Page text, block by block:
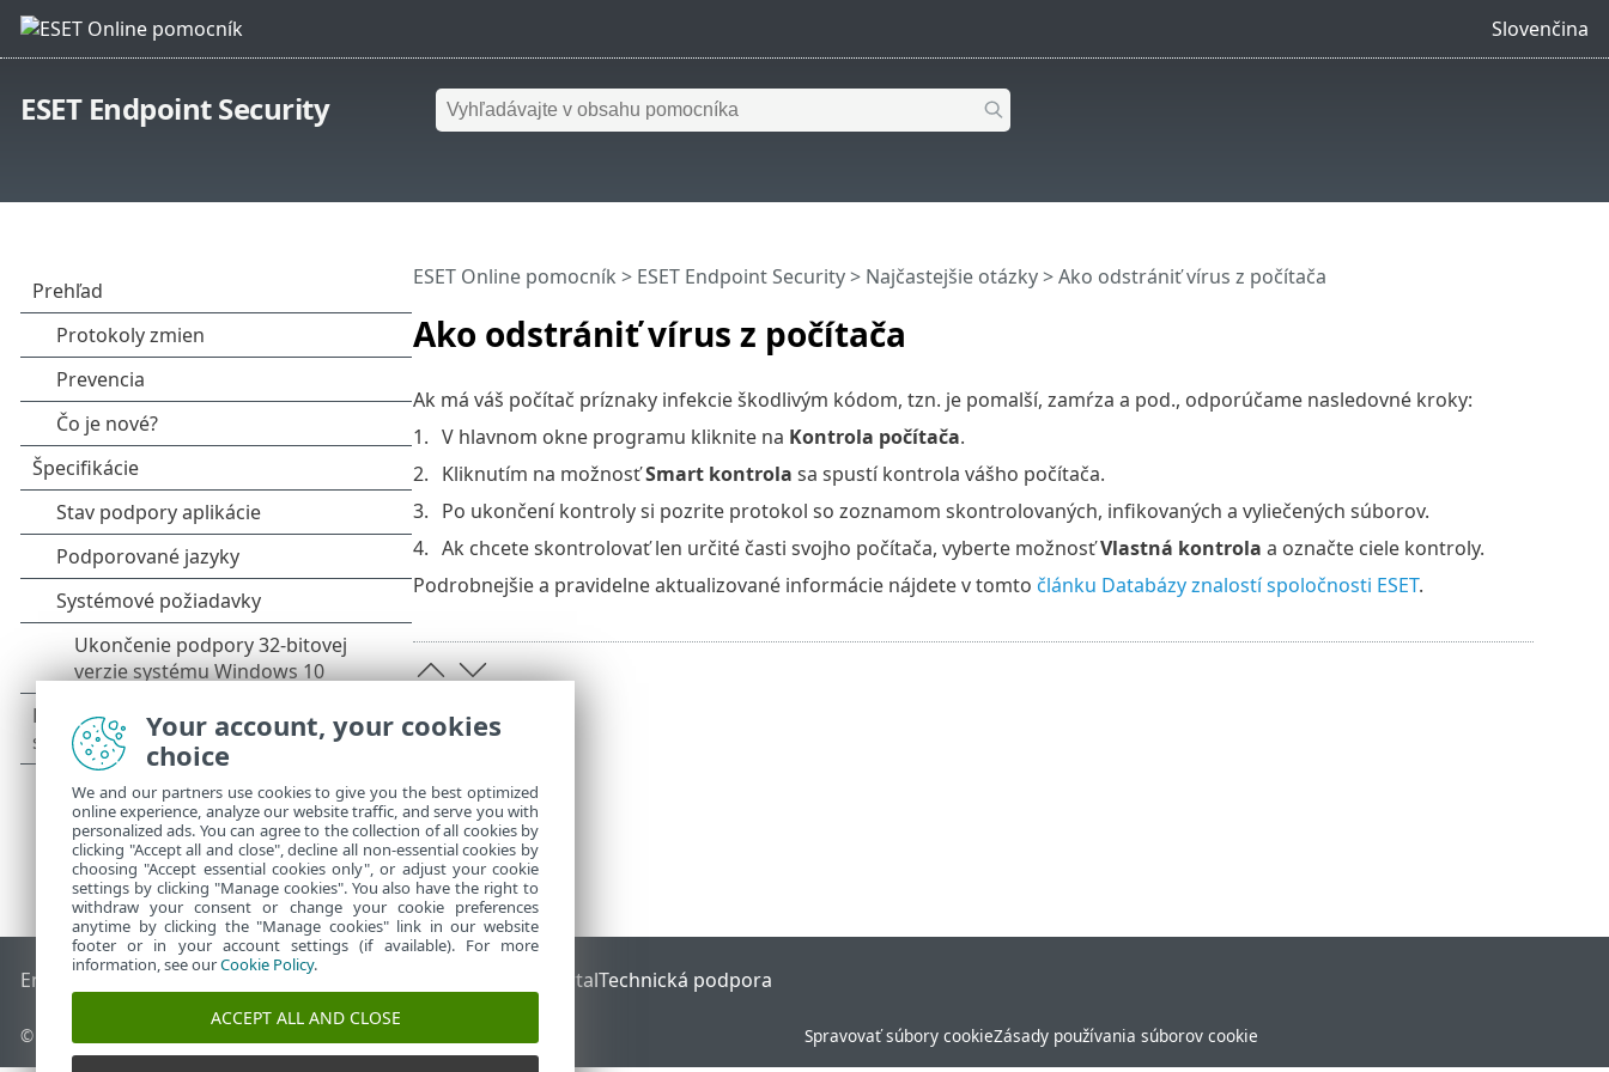
Slovenčina
ESET Endpoint Security
Ako odstrániť vírus z počítača
ESET Online pomocník > ESET Endpoint Security> Najčastejšie otázky> Ako odstrániť vírus z počítača
Ak má váš počítač príznaky infekcie škodlivým kódom, tzn. je pomalší, zamŕza a pod., odporúčame nasledovné kroky:
V hlavnom okne programu kliknite na Kontrola počítača.
Kliknutím na možnosťSmart kontrola sa spustí kontrola vášho počítača.
Po ukončení kontroly si pozrite protokol so zoznamom skontrolovaných, infikovaných a vyliečených súborov.
Ak chcete skontrolovať len určité časti svojho počítača, vyberte možnosťVlastná kontrola a označte ciele kontroly.
Podrobnejšie a pravidelne aktualizované informácie nájdete v tomto článku Databázy znalostí spoločnosti ESET.
End of Life Databáza znalostí ESET ESET Status PortalTechnická podpora
© 1992 - 2026 ESET, spol. s r. o. Všetky práva vyhradené. Spravovať súbory cookieZásady používania súborov cookie
Your account, your cookies
choice
We and our partners use cookies to give you the best optimized
online experience, analyze our website traffic, and serve you with
personalized ads. You can agree to the collection of all cookies by
clicking "Accept all and close", decline all non-essential cookies by
choosing "Accept essential cookies only", or adjust your cookie
settings by clicking "Manage cookies". You also have the right to
withdraw your consent or change your cookie preferences
anytime by clicking the "Manage cookies" link in our website
footer or in your account settings (if available). For more
information, see ourCookie Policy.
ACCEPT ALL AND CLOSE